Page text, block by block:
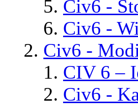
Civ6 -
Civ6 -
Civ6 -
CIV 6 –
Civ6 -